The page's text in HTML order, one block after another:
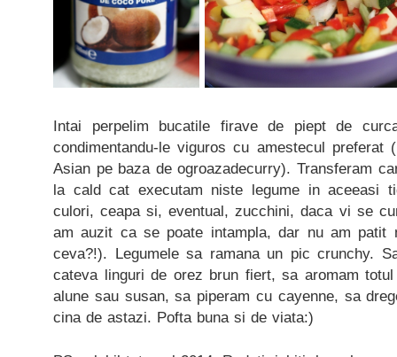
Intai perpelim bucatile firave de piept de
condimentandu-le viguros cu amestecul preferat
Asian pe baza de ogroazadecurry). Transferam
la cald cat executam niste legume in aceeasi
culori, ceapa si, eventual, zucchini, daca vi se
am auzit ca se poate intampla, dar nu am patit
ceva?!). Legumele sa ramana un pic crunchy.
cateva linguri de orez brun fiert, sa aromam
alune sau susan, sa piperam cu cayenne, sa
cina de astazi. Pofta buna si de viata:)